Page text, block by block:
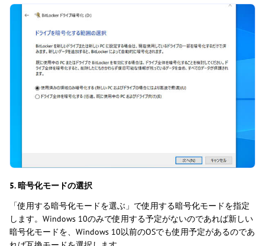
5. 暗号化モードの選択
「使用する暗号化モードを選ぶ」で使用する暗号化モードを指定
します。Windows 10のみで使用する予定がないのであれば新しい
暗号化モードを、Windows 10以前のOSでも使用予定があるのであ